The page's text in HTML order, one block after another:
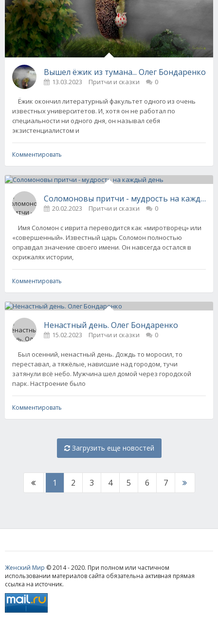
Вышел ёжик из тумана... Олег Бондаренко
13.03.2023 Притчи и сказки 0
Ёжик окончил литературный факультет одного из очень
известных университетов. И, хотя он не работал по
специальности ни одного дня, он называл себя
экзистенциалистом и
Комментировать
Соломоновы притчи - мудрость на каждый
20.02.2023 Притчи и сказки 0
Имя Соломон с иврита переводится как «миротворец» или
«совершенный». Известный царь Соломон полностью
оправдал значение своего имени. Он навсегда остался в
скрижалях истории,
Комментировать
Ненастный день. Олег Бондаренко
15.02.2023 Притчи и сказки 0
Был осенний, ненастный день. Дождь то моросил, то
переставал, а тяжёлые, нависшие над городом, тучи
затянули всё небо. Мужчина шел домой через городской
парк. Настроение было
Комментировать
Загрузить еще новостей
1 2 3 4 5 6 7
Женский Мир © 2014 - 2020. При полном или частичном
использовании материалов сайта обязательна активная прямая
ссылка на источник.